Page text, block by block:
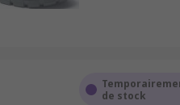
de stock